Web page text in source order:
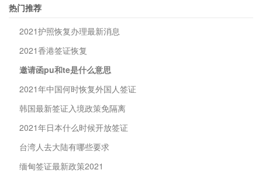
热门推荐
2021护照恢复办理最新消息
2021香港签证恢复
邀请函pu和te是什么意思
2021年中国何时恢复外国人签证
韩国最新签证入境政策免隔离
2021年日本什么时候开放签证
台湾人去大陆有哪些要求
缅甸签证最新政策2021